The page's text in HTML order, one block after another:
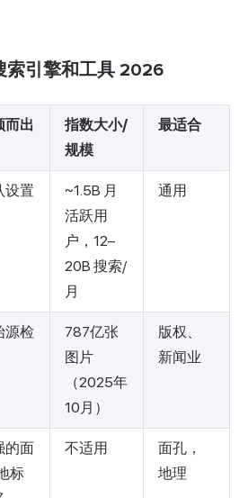
索引擎和工具 2026
而出
指数大小/
规模
最适合
设置
~1.5B 月
活跃用
户，12–
20B 搜索/
月
通用
源检
787亿张
图片
（2025年
10月）
版权、
新闻业
的面
标
不适用
面孔，
地理